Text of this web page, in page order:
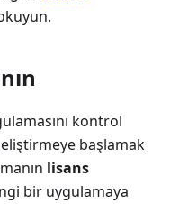
kontrol
başlamak
lisans
bir uygulamaya